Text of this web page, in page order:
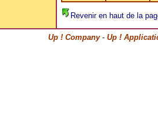
Revenir en haut de la
Up ! Company- Up !